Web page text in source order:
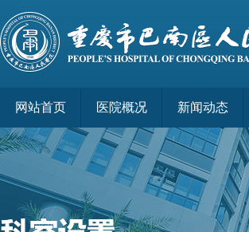
网站首页 医院概况 新闻动态